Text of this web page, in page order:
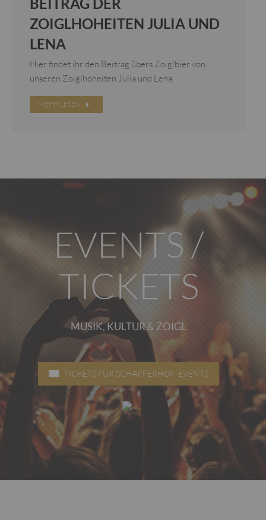
BEITRAG DER
ZOIGLHOHEITEN JULIA UND
LENA
Hier findet ihr den Beitrag übers Zoiglbier von
unseren Zoiglhoheiten Julia und Lena.
MEHR LESEN
EVENTS /
TICKETS
MUSIK, KULTUR & ZOIGL
TICKETS FÜR SCHAFFERHOF-EVENTS
Mitglied im KultNet